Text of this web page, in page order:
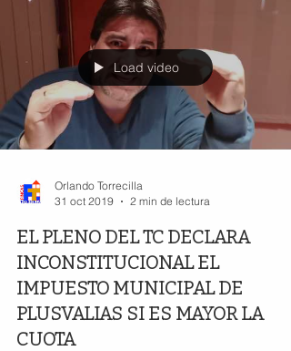
Load video
Orlando Torrecilla
31 oct 2019
2 min de lectura
EL PLENO DEL TC DECLARA
INCONSTITUCIONAL EL
IMPUESTO MUNICIPAL DE
PLUSVALIAS SI ES MAYOR LA
CUOTA